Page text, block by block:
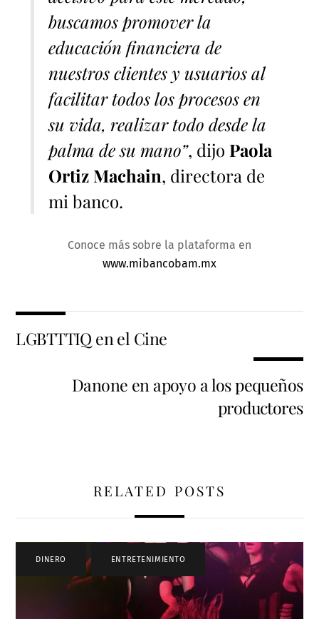
buscamos promover la
educación financiera de
nuestros clientes y usuarios al
facilitar todos los procesos en
su vida, realizar todo desde la
palma de su mano”, dijo Paola
Ortiz Machain, directora de
mi banco.
Conoce más sobre la plataforma en
www.mibancobam.mx
LGBTTTIQ en el Cine
Danone en apoyo a los pequeños
productores
RELATED POSTS
DINERO , ENTRETENIMIENTO